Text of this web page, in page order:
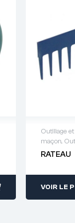
Outillage
maçon,
RATEAU
38
VOIR LE